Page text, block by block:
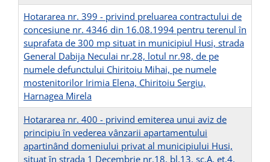
Hotararea nr. 399 - privind preluarea contractului de
concesiune nr. 4346 din 16.08.1994 pentru terenul în
suprafata de 300 mp situat in municipiul Husi, strada
General Dabija Neculai nr.28, lotul nr.98, de pe
numele defunctului Chiritoiu Mihai, pe numele
mostenitorilor Irimia Elena, Chiritoiu Sergiu,
Harnagea Mirela
Hotararea nr. 400 - privind emiterea unui aviz de
principiu în vederea vânzarii apartamentului
apartinând domeniului privat al municipiului Husi,
situat în strada 1 Decembrie nr.18, bl.13, sc.A, et.4,